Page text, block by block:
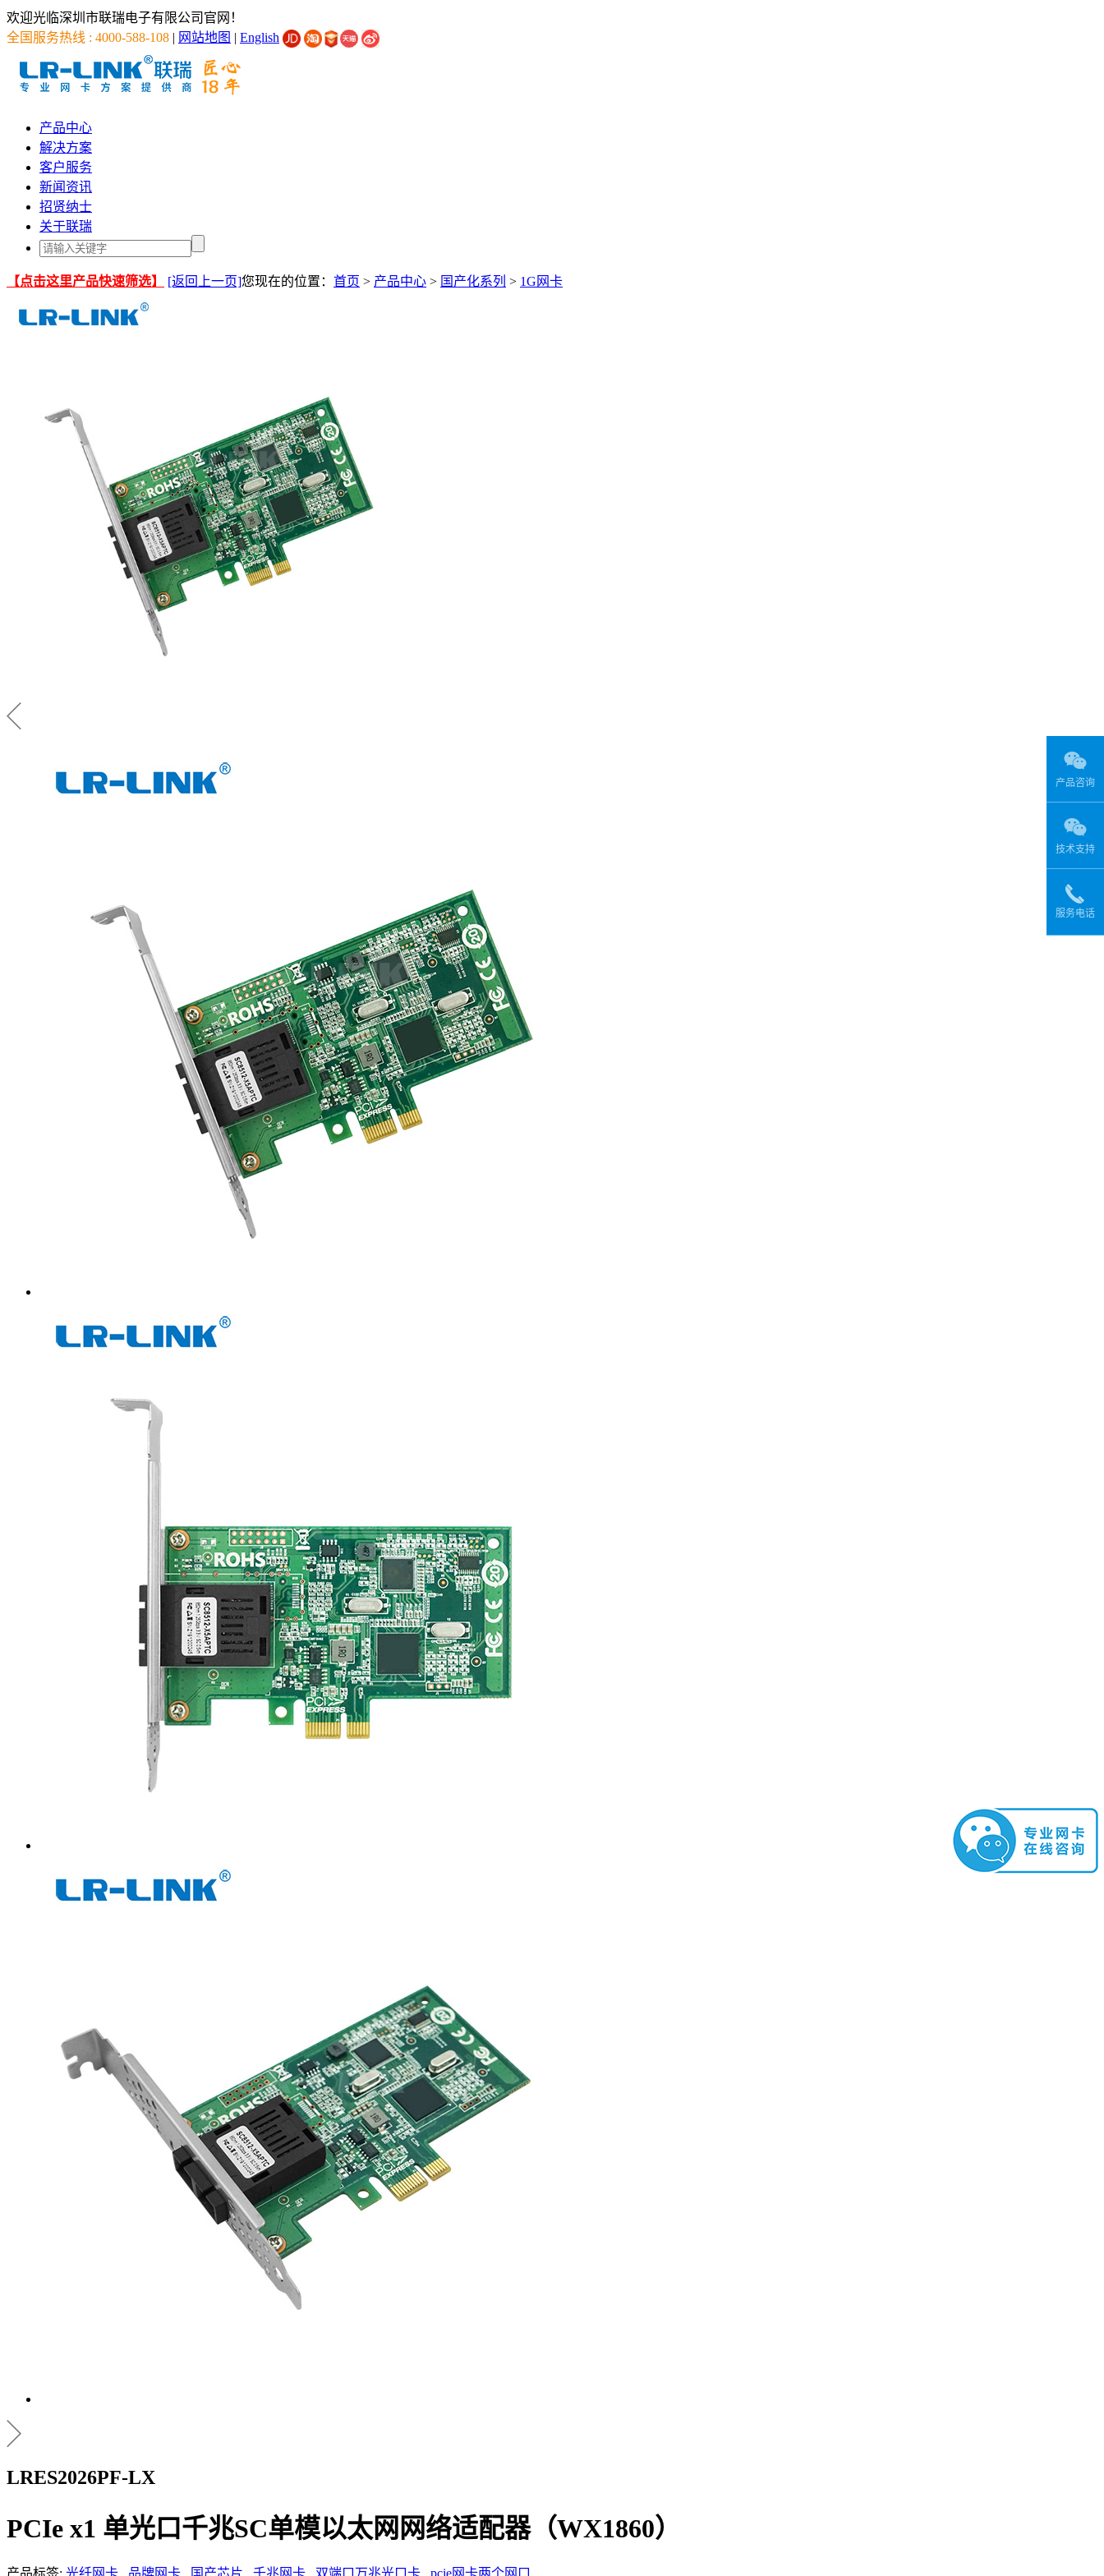
欢迎光临深圳市联瑞电子有限公司官网！
全国服务热线 : 4000-588-108 | 网站地图 | English
产品中心
解决方案
客户服务
新闻资讯
招贤纳士
关于联瑞
【点击这里产品快速筛选】 [返回上一页]您现在的位置： 首页 > 产品中心 > 国产化系列 > 1G网卡
LRES2026PF-LX
PCIe x1 单光口千兆SC单模以太网网络适配器（WX1860）
产品咨询
技术支持
服务电话